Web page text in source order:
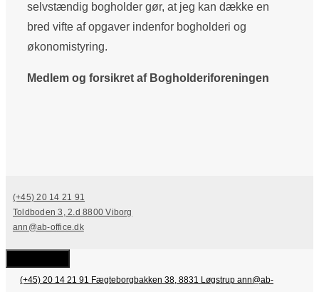
selvstændig bogholder gør, at jeg kan dække en
bred vifte af opgaver indenfor bogholderi og
økonomistyring.
Medlem og forsikret af Bogholderiforeningen
(+45) 20 14 21 91
Toldboden 3, 2.d 8800 Viborg
ann@ab-office.dk
(+45) 20 14 21 91 Fægteborgbakken 38, 8831 Løgstrup ann@ab-